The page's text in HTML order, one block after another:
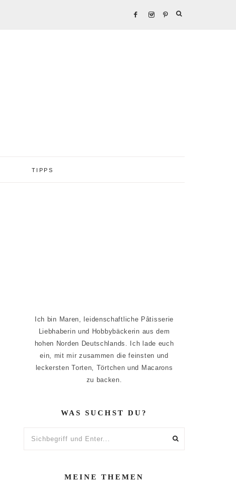
TIPPS
Ich bin Maren, leidenschaftliche Pâtisserie
Liebhaberin und Hobbybäckerin aus dem
hohen Norden Deutschlands. Ich lade euch
ein, mit mir zusammen die feinsten und
leckersten Torten, Törtchen und Macarons
zu backen.
WAS SUCHST DU?
MEINE THEMEN